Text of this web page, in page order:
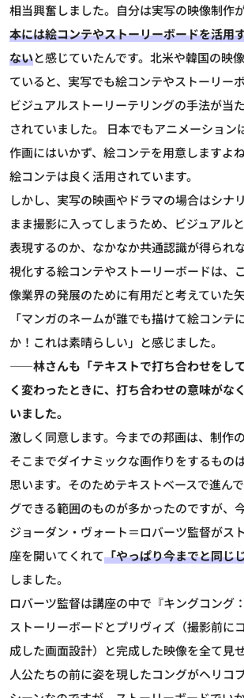
相当興奮しました。自分は実写の映像制作
本には絵コンテやストーリーボードを活用
ないと感じていたんです。北米や韓国の映
ていると、実写でも絵コンテやストーリー
ビジュアルストーリーテリングの手法が当
されていました。 日本でもアニメーション
作画にはいかず、絵コンテを用意しますよ
絵コンテは良く活用されています。
しかし、実写の映画やドラマの場合はシナ
まま撮影に入ってしまうため、ビジュアル
表現するのか、なかなか共通認識が得られ
視化する絵コンテやストーリーボードは、
像業界の発展のために有用だと考えていた
「マンガのネームが誰でも描けて絵コンテ
か！これは素晴らしい」と感じました。
――林さんも「テキストで打ち合わせをし
く変わったときに、打ち合わせの意味がな
いました。
激しく同意します。今までの邦画は、制作
そこまでダイナミックな画作りをするもの
思います。そのためテキストベースで進ん
グできる範囲のものが多かったのですが、
ジョーダン・ヴォート＝ロバーツ監督がス
座を開いてくれて「やっぱり今までと同じ
しました。
ロバーツ監督は講座の中で『キングコング
ストーリーボードとプリヴィズ（撮影前に
成した画面設計）と完成した映像を全て見
人公たちの前に姿を現したコングがヘリコ